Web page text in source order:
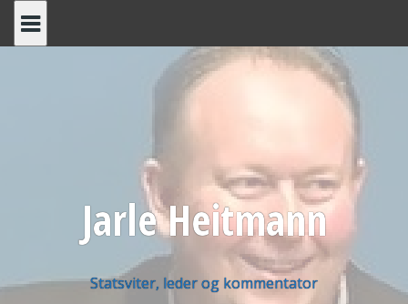
Jarle Heitmann
Statsviter, leder og kommentator